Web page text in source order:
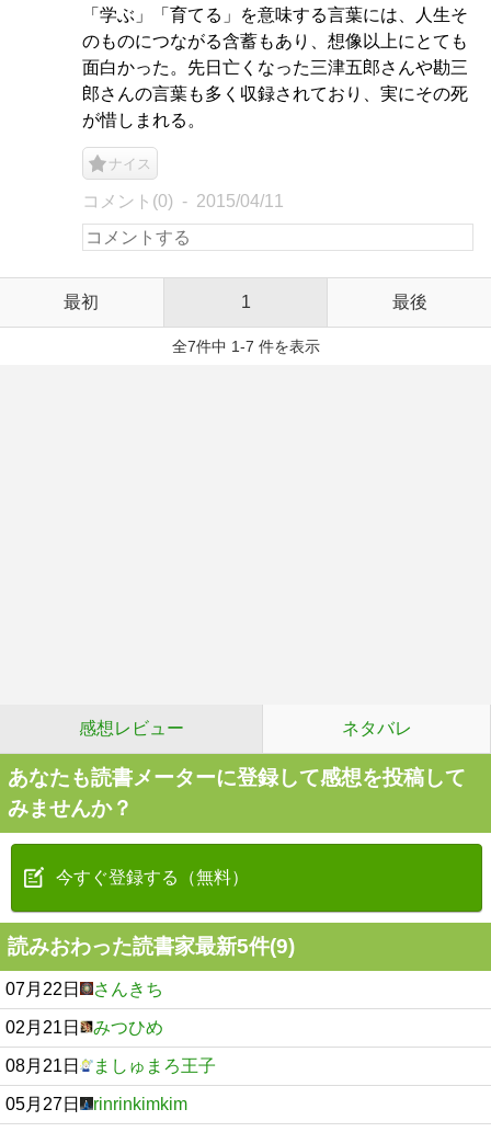
「学ぶ」「育てる」を意味する言葉には、人生そ
のものにつながる含蓄もあり、想像以上にとても
面白かった。先日亡くなった三津五郎さんや勘三
郎さんの言葉も多く収録されており、実にその死
が惜しまれる。
ナイス
コメント(0) 2015/04/11
最初 1 最後
全7件中 1-7 件を表示
感想レビュー ネタバレ
あなたも読書メーターに登録して感想を投稿して
みませんか？
今すぐ登録する（無料）
読みおわった読書家最新5件(9)
07月22日 さんきち
02月21日 みつひめ
08月21日 ましゅまろ王子
05月27日 rinrinkimkim